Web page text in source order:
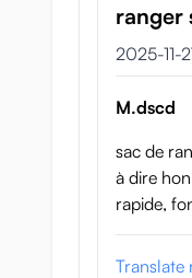
ranger
27
2025-11-
M.dscd
sac de
à dire
rapide,
Translate